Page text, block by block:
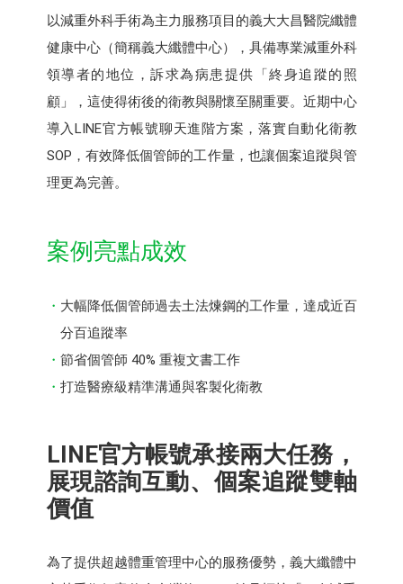
以減重外科手術為主力服務項目的義大大昌醫院纖體
健康中心（簡稱義大纖體中心），具備專業減重外科
領導者的地位，訴求為病患提供「終身追蹤的照
顧」，這使得術後的衛教與關懷至關重要。近期中心
導入LINE官方帳號聊天進階方案，落實自動化衛教
SOP，有效降低個管師的工作量，也讓個案追蹤與管
理更為完善。
案例亮點成效
大幅降低個管師過去土法煉鋼的工作量，達成近百
分百追蹤率
節省個管師 40% 重複文書工作
打造醫療級精準溝通與客製化衛教
LINE官方帳號承接兩大任務，
展現諮詢互動、個案追蹤雙軸
價值
為了提供超越體重管理中心的服務優勢，義大纖體中